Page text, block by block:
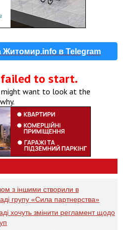
Житомир.info в Telegram
failed to start.
want to look at the
з іншими створили в
групу «Сила партнерства»
хочуть змінити регламент щодо